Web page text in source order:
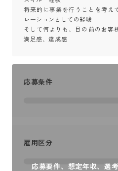
将来的に事業を行うことを考え
レーションとしての経験
そして何よりも、目の前のお客
満足感、達成感
応募要件、想定年収、選
応募条件
雇用区分